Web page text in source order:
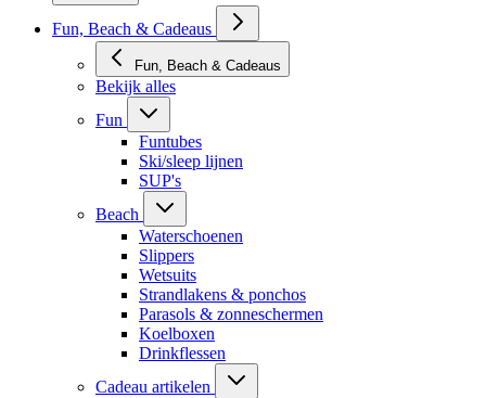
Fun, Beach & Cadeaus
Fun, Beach & Cadeaus
Bekijk alles
Fun
Funtubes
Ski/sleep lijnen
SUP's
Beach
Waterschoenen
Slippers
Wetsuits
Strandlakens & ponchos
Parasols & zonneschermen
Koelboxen
Drinkflessen
Cadeau artikelen